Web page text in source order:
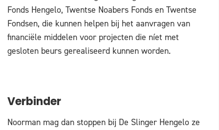
Fonds Hengelo, Twentse Noabers Fonds en Twentse
Fondsen, die kunnen helpen bij het aanvragen van
financiële middelen voor projecten die níet met
gesloten beurs gerealiseerd kunnen worden.
Verbinder
Noorman mag dan stoppen bij De Slinger Hengelo ze